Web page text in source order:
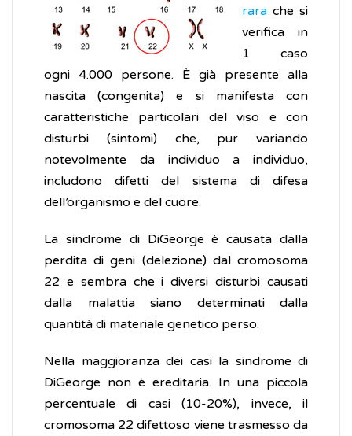
rara che si
verifica in
1 caso
ogni 4.000 persone. È già presente alla
nascita (congenita) e si manifesta con
caratteristiche particolari del viso e con
disturbi (sintomi) che, pur variando
notevolmente da individuo a individuo,
includono difetti del sistema di difesa
dell’organismo e del cuore.
La sindrome di DiGeorge è causata dalla
perdita di geni (delezione) dal cromosoma
22 e sembra che i diversi disturbi causati
dalla malattia siano determinati dalla
quantità di materiale genetico perso.
Nella maggioranza dei casi la sindrome di
DiGeorge non è ereditaria. In una piccola
percentuale di casi (10-20%), invece, il
cromosoma 22 difettoso viene trasmesso da